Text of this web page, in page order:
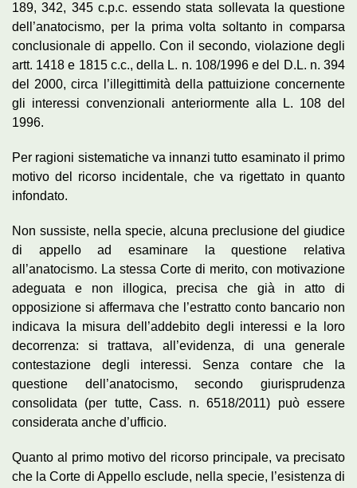
189, 342, 345 c.p.c. essendo stata sollevata la questione
dell’anatocismo, per la prima volta soltanto in comparsa
conclusionale di appello. Con il secondo, violazione degli
artt. 1418 e 1815 c.c., della L. n. 108/1996 e del D.L. n. 394
del 2000, circa l’illegittimità della pattuizione concernente
gli interessi convenzionali anteriormente alla L. 108 del
1996.
Per ragioni sistematiche va innanzi tutto esaminato il primo
motivo del ricorso incidentale, che va rigettato in quanto
infondato.
Non sussiste, nella specie, alcuna preclusione del giudice
di appello ad esaminare la questione relativa
all’anatocismo. La stessa Corte di merito, con motivazione
adeguata e non illogica, precisa che già in atto di
opposizione si affermava che l’estratto conto bancario non
indicava la misura dell’addebito degli interessi e la loro
decorrenza: si trattava, all’evidenza, di una generale
contestazione degli interessi. Senza contare che la
questione dell’anatocismo, secondo giurisprudenza
consolidata (per tutte, Cass. n. 6518/2011) può essere
considerata anche d’ufficio.
Quanto al primo motivo del ricorso principale, va precisato
che la Corte di Appello esclude, nella specie, l’esistenza di